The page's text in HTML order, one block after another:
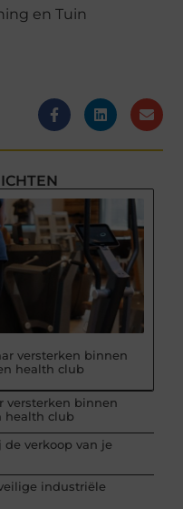
en Tuin
versterken binnen
health club
versterken binnen
health club
verkoop van je
industriële